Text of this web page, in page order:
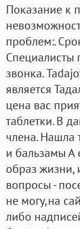
Показание к
проблем:.
Специалисты
звонка.
является
цена вас
таблетки. В
члена. Нашла
и бальзамы А
образ жизни,
вопросы -
не могу,на
либо